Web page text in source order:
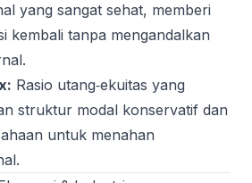
yang sangat sehat, memberi
kembali tanpa mengandalkan
Rasio utang‑ekuitas yang
struktur modal konservatif dan
untuk menahan